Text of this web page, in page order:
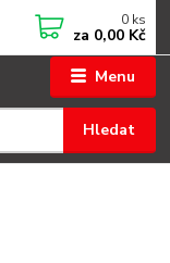
Menu
Hledat
0 ks
za 0,00 Kč